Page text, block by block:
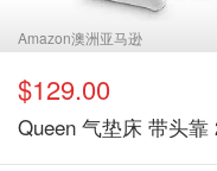
Amazon澳洲亚马逊
$129.00
Queen 气垫床 带头